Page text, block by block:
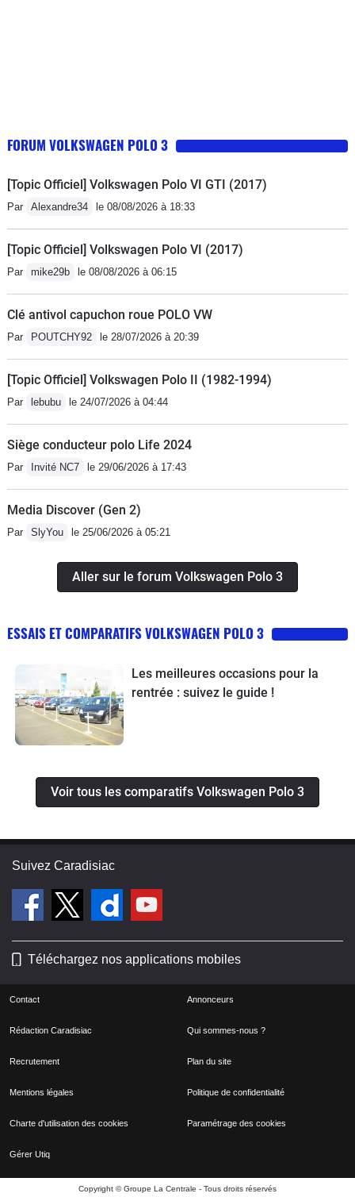
FORUM VOLKSWAGEN POLO 3
[Topic Officiel] Volkswagen Polo VI GTI (2017)
Par Alexandre34 le 08/08/2026 à 18:33
[Topic Officiel] Volkswagen Polo VI (2017)
Par mike29b le 08/08/2026 à 06:15
Clé antivol capuchon roue POLO VW
Par POUTCHY92 le 28/07/2026 à 20:39
[Topic Officiel] Volkswagen Polo II (1982-1994)
Par lebubu le 24/07/2026 à 04:44
Siège conducteur polo Life 2024
Par Invité NC7 le 29/06/2026 à 17:43
Media Discover (Gen 2)
Par SlyYou le 25/06/2026 à 05:21
Aller sur le forum Volkswagen Polo 3
ESSAIS ET COMPARATIFS VOLKSWAGEN POLO 3
Les meilleures occasions pour la
rentrée : suivez le guide !
Voir tous les comparatifs Volkswagen Polo 3
Suivez Caradisiac
Téléchargez nos applications mobiles
Contact Annonceurs
Rédaction Caradisiac Qui sommes-nous ?
Recrutement Plan du site
Mentions légales Politique de confidentialité
Charte d'utilisation des cookies Paramétrage des cookies
Gérer Utiq
Copyright © Groupe La Centrale - Tous droits réservés